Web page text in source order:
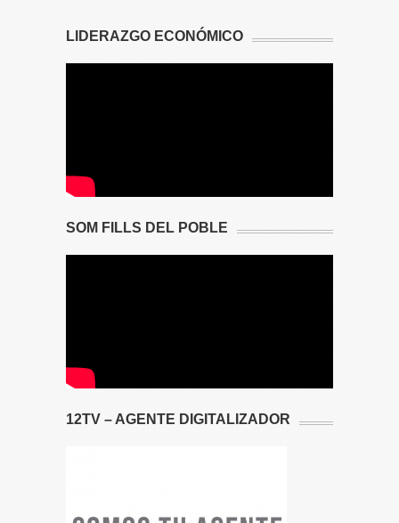
LIDERAZGO ECONÓMICO
SOM FILLS DEL POBLE
12TV – AGENTE DIGITALIZADOR